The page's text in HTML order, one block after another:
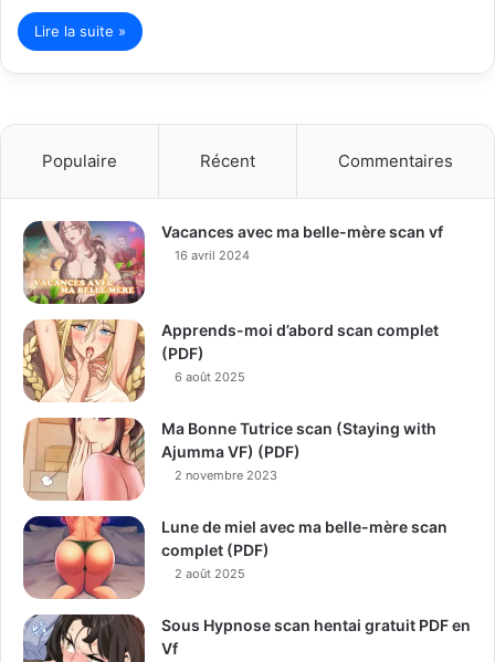
Lire la suite »
Populaire Récent Commentaires
Vacances avec ma belle-mère scan vf
16 avril 2024
Apprends-moi d’abord scan complet
(PDF)
6 août 2025
Ma Bonne Tutrice scan (Staying with
Ajumma VF) (PDF)
2 novembre 2023
Lune de miel avec ma belle-mère scan
complet (PDF)
2 août 2025
Sous Hypnose scan hentai gratuit PDF en
Vf